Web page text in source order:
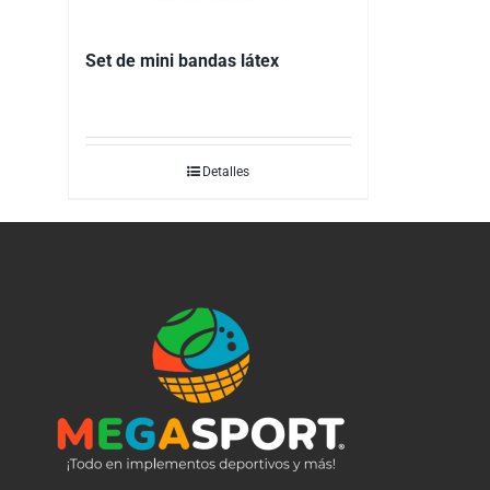
Set de mini bandas látex
Detalles